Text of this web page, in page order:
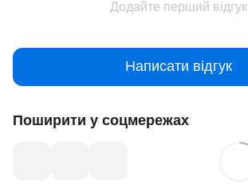
Додайте перший відгук
Написати відгук
Поширити у соцмережах